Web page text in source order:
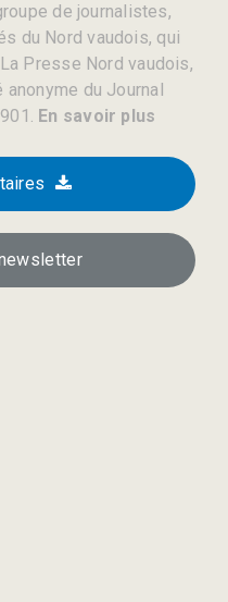
de journalistes,
du Nord vaudois, qui
Presse Nord vaudois,
du Journal
En savoir plus